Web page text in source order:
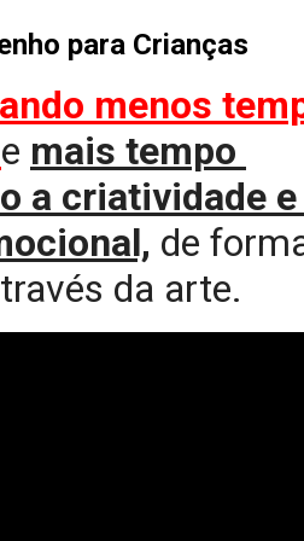
para Crianças
menos
e mais tempo
a criatividade e
de
da arte.